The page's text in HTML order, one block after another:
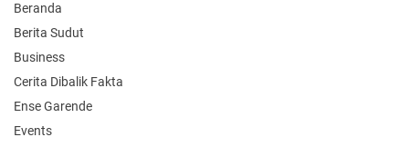
Beranda
Berita Sudut
Business
Cerita Dibalik Fakta
Ense Garende
Events